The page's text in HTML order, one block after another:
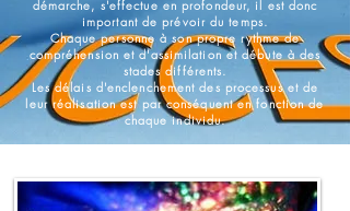
démarche, s'effectue en profondeur, il est donc
important de prévoir du temps.
Chaque personne à son propre rythme de
compréhension et d'assimilation et débute à des
stades différents.
Les délais d'enclenchement des processus et de
leur réalisation est par conséquent en fonction de
chaque individu.